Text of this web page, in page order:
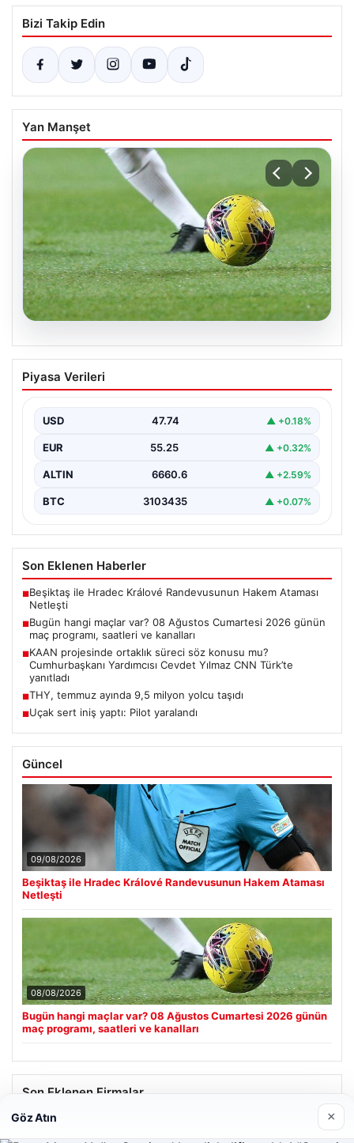
Bizi Takip Edin
Yan Manşet
08.08.2026
Bugün hangi maçlar var? 08 Ağustos
Cumartesi 2026 günün maç programı,
Piyasa Verileri
USD 47.74 ▲ +0.18%
EUR 55.25 ▲ +0.32%
ALTIN 6660.6 ▲ +2.59%
BTC 3103435 ▲ +0.07%
Son Eklenen Haberler
■Beşiktaş ile Hradec Králové Randevusunun Hakem Ataması
Netleşti
■Bugün hangi maçlar var? 08 Ağustos Cumartesi 2026 günün
maç programı, saatleri ve kanalları
■KAAN projesinde ortaklık süreci söz konusu mu?
Cumhurbaşkanı Yardımcısı Cevdet Yılmaz CNN Türk’te
yanıtladı
■THY, temmuz ayında 9,5 milyon yolcu taşıdı
■Uçak sert iniş yaptı: Pilot yaralandı
Güncel
09/08/2026
Beşiktaş ile Hradec Králové Randevusunun Hakem Ataması
Netleşti
08/08/2026
Bugün hangi maçlar var? 08 Ağustos Cumartesi 2026 günün
maç programı, saatleri ve kanalları
Son Eklenen Firmalar
Göz Atın ×